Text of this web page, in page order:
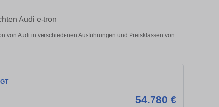
Audi e-tron
von Audi in verschiedenen Ausführungen und Preisklassen von
54.780 €